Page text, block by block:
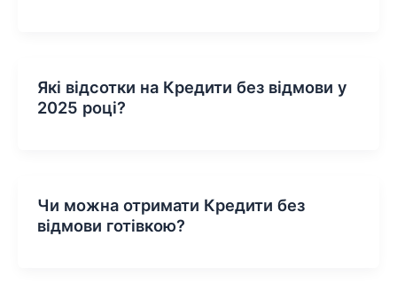
Які відсотки на Кредити без відмови у
2025 році?
Чи можна отримати Кредити без
відмови готівкою?